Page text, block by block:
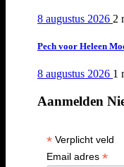
8 augustus 2026 2
Pech voor Heleen
8 augustus 2026 1
Aanmelden
*Verplicht veld
Email adres *